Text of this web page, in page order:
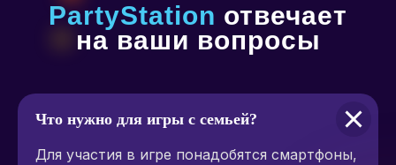
PartyStation отвечает
на ваши вопросы
Что нужно для игры с семьей?
Для участия в игре понадобятся смартфоны,